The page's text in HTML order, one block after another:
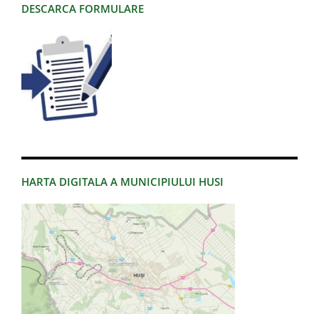
DESCARCA FORMULARE
HARTA DIGITALA A MUNICIPIULUI HUSI